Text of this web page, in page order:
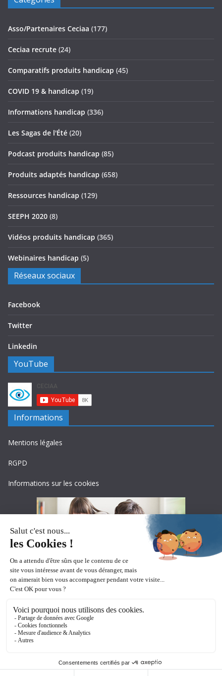
Asso/Partenaires Ceciaa (177)
Ceciaa recrute (24)
Comparatifs produits handicap (45)
COVID 19 & handicap (19)
Informations handicap (336)
Les Sagas de l'Été (20)
Podcast produits handicap (85)
Produits adaptés handicap (658)
Ressources handicap (129)
SEEPH 2020 (8)
Vidéos produits handicap (365)
Webinaires handicap (5)
Réseaux sociaux
Facebook
Twitter
Linkedin
YouTube
Informations
Mentions légales
RGPD
Informations sur les cookies
Copyright © 2026 Ceciaa . All rights reserved.
Theme:ColorMag Proby ThemeGrill. Powered byWordPress.